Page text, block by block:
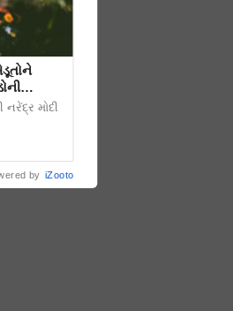
નરેંદ્ર મોદી
by iZooto